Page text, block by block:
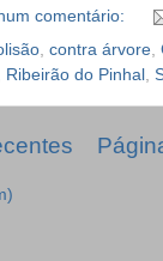
comentário:
, contra árvore,
Ribeirão do Pinhal ,